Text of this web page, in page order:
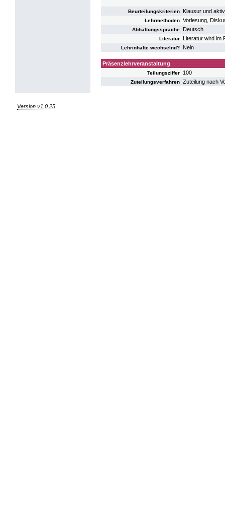
Beurteilungskriterien Klausur und
Lehrmethoden Vorlesung,
Abhaltungssprache Deutsch
Literatur Literatur wird im
Lehrinhalte wechselnd? Nein
Präsenzlehrveranstaltung
Teilungsziffer 100
Zuteilungsverfahren Zuteilung nach
Version v1.0.25